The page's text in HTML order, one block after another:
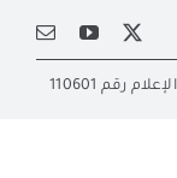
رقم 110601